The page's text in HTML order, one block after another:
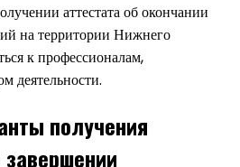
аттестата об окончании
на территории Нижнего
к профессионалам,
деятельности.
получения